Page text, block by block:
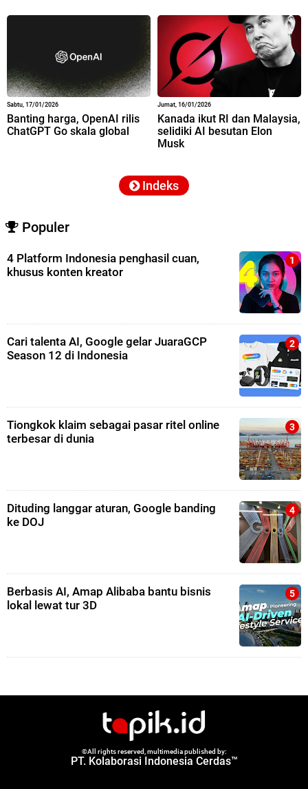
Sabtu, 17/01/2026
Banting harga, OpenAI rilis
ChatGPT Go skala global
Jumat, 16/01/2026
Kanada ikut RI dan Malaysia,
selidiki AI besutan Elon
Musk
Indeks
Populer
4 Platform Indonesia penghasil cuan,
khusus konten kreator
Cari talenta AI, Google gelar JuaraGCP
Season 12 di Indonesia
Tiongkok klaim sebagai pasar ritel online
terbesar di dunia
Dituding langgar aturan, Google banding
ke DOJ
Berbasis AI, Amap Alibaba bantu bisnis
lokal lewat tur 3D
©All rights reserved, multimedia published by:
PT. Kolaborasi Indonesia Cerdas™